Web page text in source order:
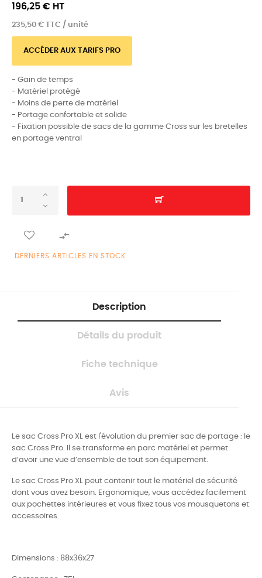
196,25 € HT
235,50 € TTC / unité
ACCÉDER AUX TARIFS PRO
- Gain de temps
- Matériel protégé
- Moins de perte de matériel
- Portage confortable et solide
- Fixation possible de sacs de la gamme Cross sur les bretelles
en portage ventral

DERNIERS ARTICLES EN STOCK
Description
Détails du produit
Fiche technique
Avis
Le sac Cross Pro XL est l'évolution du premier sac de portage : le
sac Cross Pro. Il se transforme en parc matériel et permet
d’avoir une vue d’ensemble de tout son équipement.
Le sac Cross Pro XL peut contenir tout le matériel de sécurité
dont vous avez besoin. Ergonomique, vous accédez facilement
aux pochettes intérieures et vous fixez tous vos mousquetons et
accessoires.
Dimensions : 88x36x27